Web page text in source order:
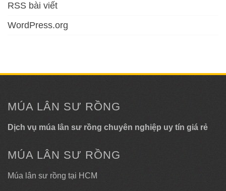
RSS bài viết
WordPress.org
MÚA LÂN SƯ RỒNG
Dịch vụ múa lân sư rồng chuyên nghiệp uy tín giá rẻ
MÚA LÂN SƯ RỒNG
Múa lân sư rồng tại HCM